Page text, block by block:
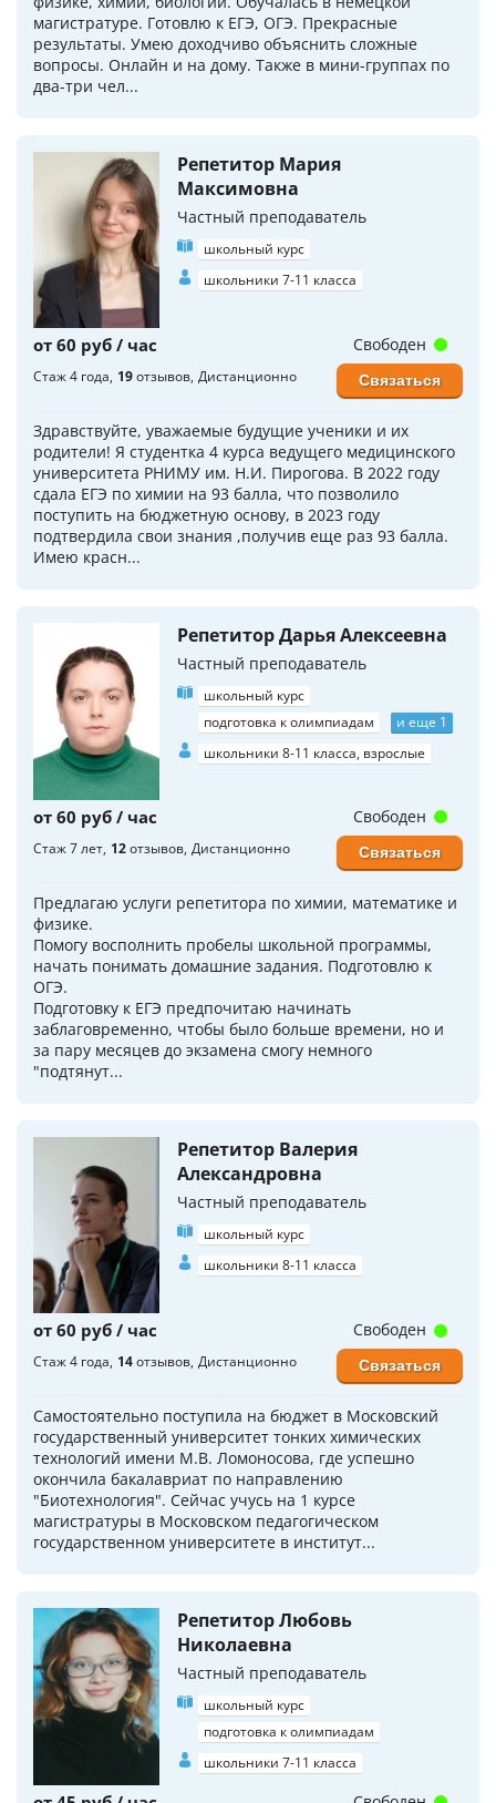
магистратуре. Готовлю к ЕГЭ, ОГЭ. Прекрасные
результаты. Умею доходчиво объяснить сложные
вопросы. Онлайн и на дому. Также в мини-группах по
два-три чел...
Репетитор Мария
Максимовна
Частный преподаватель
школьный курс
школьники 7-11 класса
от 60 руб / час
Стаж 4 года 19отзывов Дистанционно
Здравствуйте, уважаемые будущие ученики и их
родители! Я студентка 4 курса ведущего медицинского
университета РНИМУ им. Н.И. Пирогова. В 2022 году
сдала ЕГЭ по химии на 93 балла, что позволило
поступить на бюджетную основу, в 2023 году
подтвердила свои знания ,получив еще раз 93 балла.
Имею красн...
Свободен
Связаться
Репетитор Дарья Алексеевна
Частный преподаватель
школьный курс
подготовка к олимпиадам
и еще 1
школьники 8-11 класса, взрослые
от 60 руб / час
Стаж 7 лет 12отзывов Дистанционно
Предлагаю услуги репетитора по химии, математике и
физике.
Помогу восполнить пробелы школьной программы,
начать понимать домашние задания. Подготовлю к
ОГЭ.
Подготовку к ЕГЭ предпочитаю начинать
заблаговременно, чтобы было больше времени, но и
за пару месяцев до экзамена смогу немного
"подтянут...
Свободен
Связаться
Репетитор Валерия
Александровна
Частный преподаватель
школьный курс
школьники 8-11 класса
от 60 руб / час
Стаж 4 года 14отзывов Дистанционно
Самостоятельно поступила на бюджет в Московский
государственный университет тонких химических
технологий имени М.В. Ломоносова, где успешно
окончила бакалавриат по направлению
"Биотехнология". Сейчас учусь на 1 курсе
магистратуры в Московском педагогическом
государственном университете в институт...
Свободен
Связаться
Репетитор Любовь
Николаевна
Частный преподаватель
школьный курс
подготовка к олимпиадам
школьники 7-11 класса